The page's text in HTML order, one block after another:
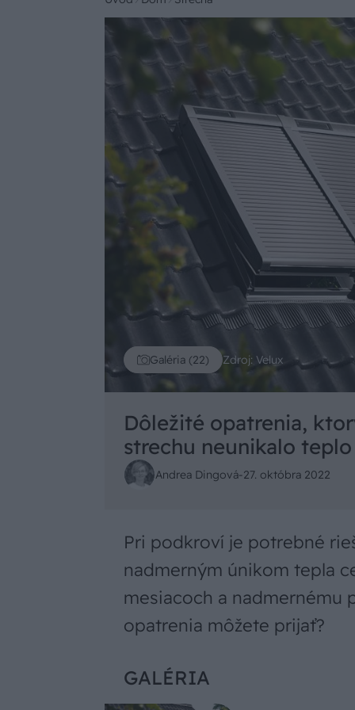
Galéria (22) Zdroj: Velux
Dôležité opatrenia,
strechu neunikalo
Andrea Dingová-27. októbra 2022
Pri podkroví je potrebné
nadmerným únikom tepla
mesiacoch a nadmernému
opatrenia môžete prijať?
GALÉRIA